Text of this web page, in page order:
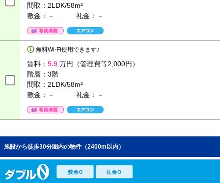
間取： 2LDK/58m²
敷金：－
礼金：－
無料Wi-Fi使用できます♪
賃料： 5.9 万円（管理費等2,000円）
階層： 3階
間取： 2LDK/58m²
敷金：－
礼金：－
施設から徒歩30分圏内の物件（2400m以内）